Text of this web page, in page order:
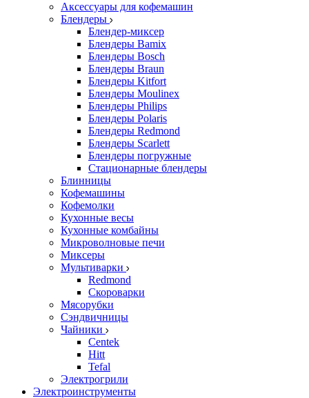
Аксессуары для кофемашин
Блендеры
Блендер-миксер
Блендеры Bamix
Блендеры Bosch
Блендеры Braun
Блендеры Kitfort
Блендеры Moulinex
Блендеры Philips
Блендеры Polaris
Блендеры Redmond
Блендеры Scarlett
Блендеры погружные
Стационарные блендеры
Блинницы
Кофемашины
Кофемолки
Кухонные весы
Кухонные комбайны
Микроволновые печи
Миксеры
Мультиварки
Redmond
Скороварки
Мясорубки
Сэндвичницы
Чайники
Centek
Hitt
Tefal
Электрогрили
Электроинструменты